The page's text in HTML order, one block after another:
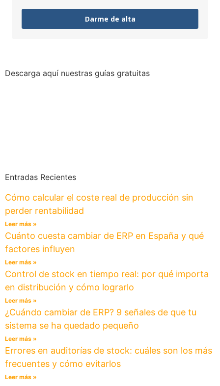
Darme de alta
Descarga aquí nuestras guías gratuitas
Entradas Recientes
Cómo calcular el coste real de producción sin
perder rentabilidad
Leer más »
Cuánto cuesta cambiar de ERP en España y qué
factores influyen
Leer más »
Control de stock en tiempo real: por qué importa
en distribución y cómo lograrlo
Leer más »
¿Cuándo cambiar de ERP? 9 señales de que tu
sistema se ha quedado pequeño
Leer más »
Errores en auditorías de stock: cuáles son los más
frecuentes y cómo evitarlos
Leer más »